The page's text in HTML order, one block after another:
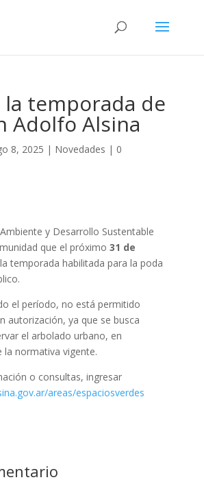
la temporada de
Adolfo Alsina
8, 2025 | Novedades | 0
y Desarrollo Sustentable
que el próximo 31 de
temporada habilitada para la poda
el período, no está permitido
autorización, ya que se busca
el arbolado urbano, en
la normativa vigente.
o consultas, ingresar
areas/espaciosverdes